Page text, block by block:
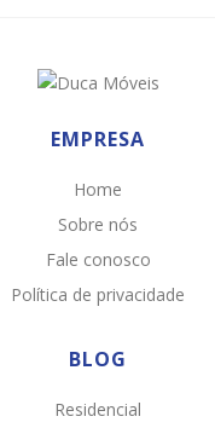
EMPRESA
Home
Sobre nós
Fale conosco
Política de privacidade
BLOG
Residencial